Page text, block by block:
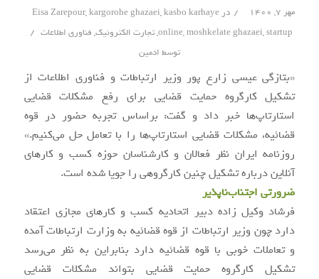
مهر ۷, ۱۴۰۰ / در Eisa Zarepour,kargorohe ghazaei,kasbo karhaye
online,moshkelate ghazaei,startup
,تجارت الکترونیک, فناوری اطلاعات /
توسط ادمین
«بتازگی عیسی زارع پور وزیر ارتباطات و فناوری اطلاعات از
تشکیل کارگروه حمایت قضایی برای رفع مشکلات قضایی
استارتاپ‌ها خبر داد و گفت: براساس تجربه‌ حضور در قوه
قضائیه، مشکلات قضایی استارتاپ‌ها را با تعامل حل می‌کنیم.»
روزنامه ایران نظر فعالان و کارشناسان حوزه کسب و کارهای
آنلاین درباره تشکیل چنین کارگروهی را جویا شده است.
ضرورتی اجتناب‌ناپذیر
فرشاد وکیل زاده دبیر اتحادیه کسب و کارهای مجازی اعتقاد
دارد چون وزیر ارتباطات از قوه قضائیه به وزارت ارتباطات آمده
و تعاملات خوبی با قوه قضائیه دارد بنابراین به نظر می‌رسد
تشکیل کارگروه حمایت قضایی بتواند مشکلات قضایی